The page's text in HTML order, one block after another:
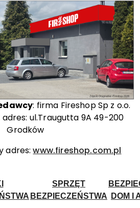
: firma Fireshop Sp z o.o.
ul.Traugutta 9A 49-200
Grodków
adres:www.fireshop.com.pl
SPRZĘT
BEZPIECZEŃSTWA
DOM I